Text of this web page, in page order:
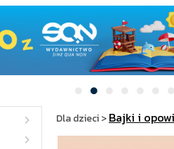
Dla dzieci>Bajki i